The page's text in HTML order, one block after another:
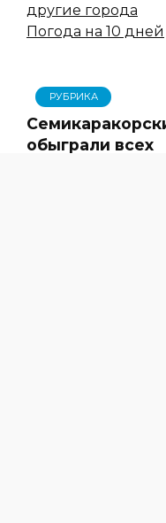
другие города
Погода на 10 дней
РУБРИКА
обыграли всех